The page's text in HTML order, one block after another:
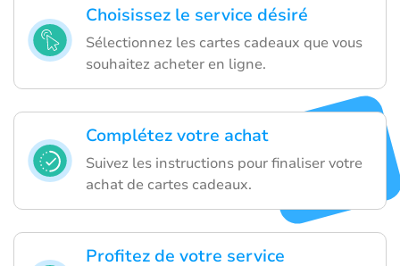
Choisissez le service désiré
Sélectionnez les cartes cadeaux que vous
souhaitez acheter en ligne.
Complétez votre achat
Suivez les instructions pour finaliser votre
achat de cartes cadeaux.
Profitez de votre service